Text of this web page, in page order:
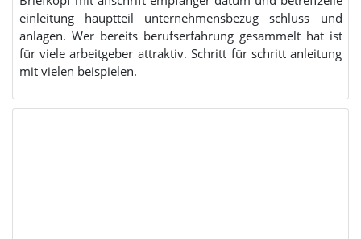
einleitung hauptteil unternehmensbezug schluss und
anlagen. Wer bereits berufserfahrung gesammelt hat ist
für viele arbeitgeber attraktiv. Schritt für schritt anleitung
mit vielen beispielen.